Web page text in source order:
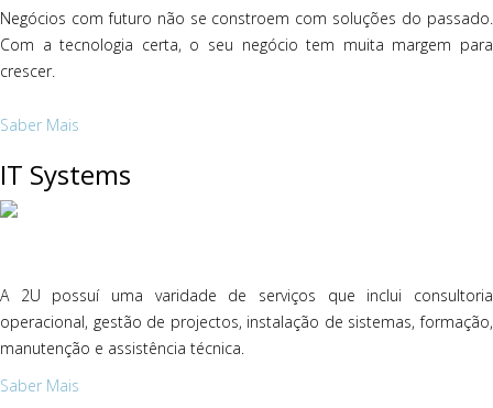
Negócios com futuro não se constroem com soluções do passado.
Com a tecnologia certa, o seu negócio tem muita margem para
crescer.
Saber Mais
IT Systems
A 2U possuí uma varidade de serviços que inclui consultoria
operacional, gestão de projectos, instalação de sistemas, formação,
manutenção e assistência técnica.
Saber Mais